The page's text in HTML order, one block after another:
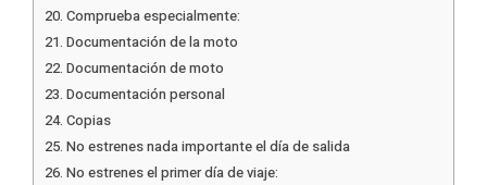
Comprueba especialmente:
Documentación de la moto
Documentación de moto
Documentación personal
Copias
No estrenes nada importante el día de salida
No estrenes el primer día de viaje: